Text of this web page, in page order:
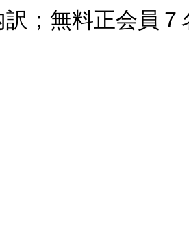
；無料正会員